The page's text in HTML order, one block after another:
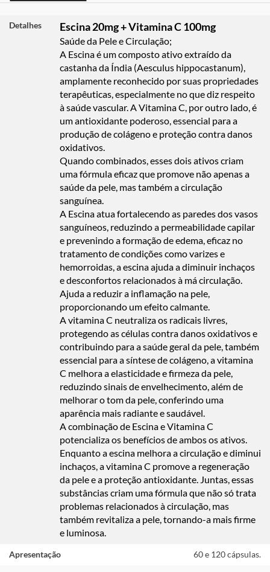
Detalhes Escina 20mg + Vitamina C 100mg
Saúde da Pele e Circulação;
A Escina é um composto ativo extraído da
castanha da Índia (Aesculus hippocastanum),
amplamente reconhecido por suas propriedades
terapêuticas, especialmente no que diz respeito
à saúde vascular. A Vitamina C, por outro lado, é
um antioxidante poderoso, essencial para a
produção de colágeno e proteção contra danos
oxidativos.
Quando combinados, esses dois ativos criam
uma fórmula eficaz que promove não apenas a
saúde da pele, mas também a circulação
sanguínea.
A Escina atua fortalecendo as paredes dos vasos
sanguíneos, reduzindo a permeabilidade capilar
e prevenindo a formação de edema, eficaz no
tratamento de condições como varizes e
hemorroidas, a escina ajuda a diminuir inchaços
e desconfortos relacionados à má circulação.
Ajuda a reduzir a inflamação na pele,
proporcionando um efeito calmante.
A vitamina C neutraliza os radicais livres,
protegendo as células contra danos oxidativos e
contribuindo para a saúde geral da pele, também
essencial para a síntese de colágeno, a vitamina
C melhora a elasticidade e firmeza da pele,
reduzindo sinais de envelhecimento, além de
melhorar o tom da pele, conferindo uma
aparência mais radiante e saudável.
A combinação de Escina e Vitamina C
potencializa os benefícios de ambos os ativos.
Enquanto a escina melhora a circulação e diminui
inchaços, a vitamina C promove a regeneração
da pele e a proteção antioxidante. Juntas, essas
substâncias criam uma fórmula que não só trata
problemas relacionados à circulação, mas
também revitaliza a pele, tornando-a mais firme
e luminosa.
Apresentação 60 e 120 cápsulas.